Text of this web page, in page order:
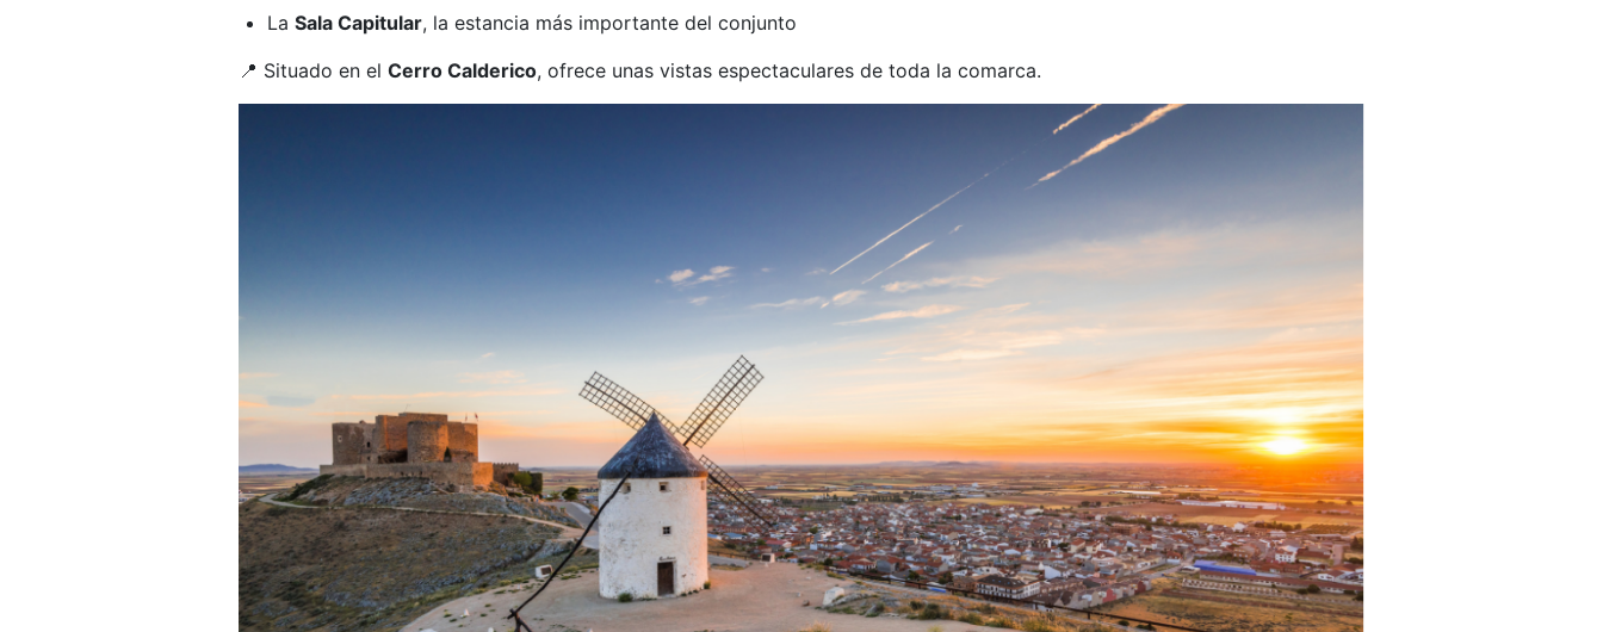
La Sala Capitular, la estancia más importante del conjunto
📍 Situado en el Cerro Calderico, ofrece unas vistas espectaculares de toda la comarca.